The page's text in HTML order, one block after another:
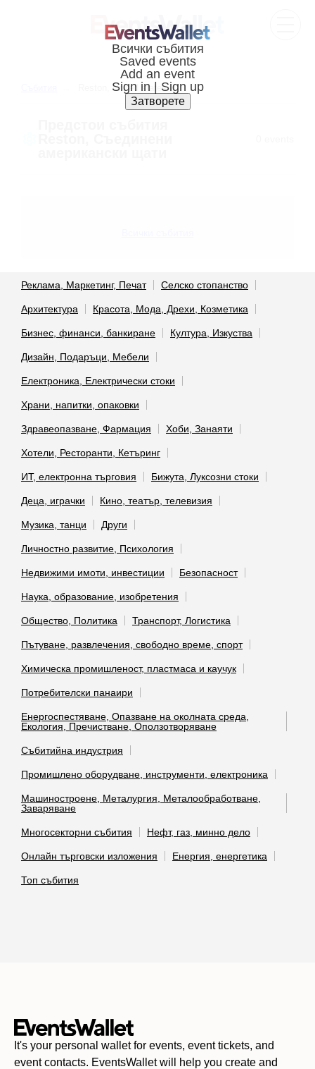
Reston, United states
Реклама, Маркетинг, Печат Селско стопанство
Архитектура Красота, Мода, Дрехи, Козметика
Бизнес, финанси, банкиране Култура, Изкуства
Дизайн, Подаръци, Мебели
Електроника, Електрически стоки
Храни, напитки, опаковки
Здравеопазване, Фармация Хоби, Занаяти
Хотели, Ресторанти, Кетъринг
ИТ, електронна търговия Бижута, Луксозни стоки
Деца, играчки Кино, театър, телевизия
Музика, танци Други
Личностно развитие, Психология
Недвижими имоти, инвестиции Безопасност
Наука, образование, изобретения
Общество, Политика Транспорт, Логистика
Пътуване, развлечения, свободно време, спорт
Химическа промишленост, пластмаса и каучук
Потребителски панаири
Енергоспестяване, Опазване на околната среда,
Екология, Пречистване, Оползотворяване
Събитийна индустрия
Промишлено оборудване, инструменти, електроника
Машиностроене, Металургия, Металообработване,
Заваряване
Многосекторни събития Нефт, газ, минно дело
Онлайн търговски изложения Енергия, енергетика
Топ събития
It's your personal wallet for events, event tickets, and
event contacts. EventsWallet will help you create and